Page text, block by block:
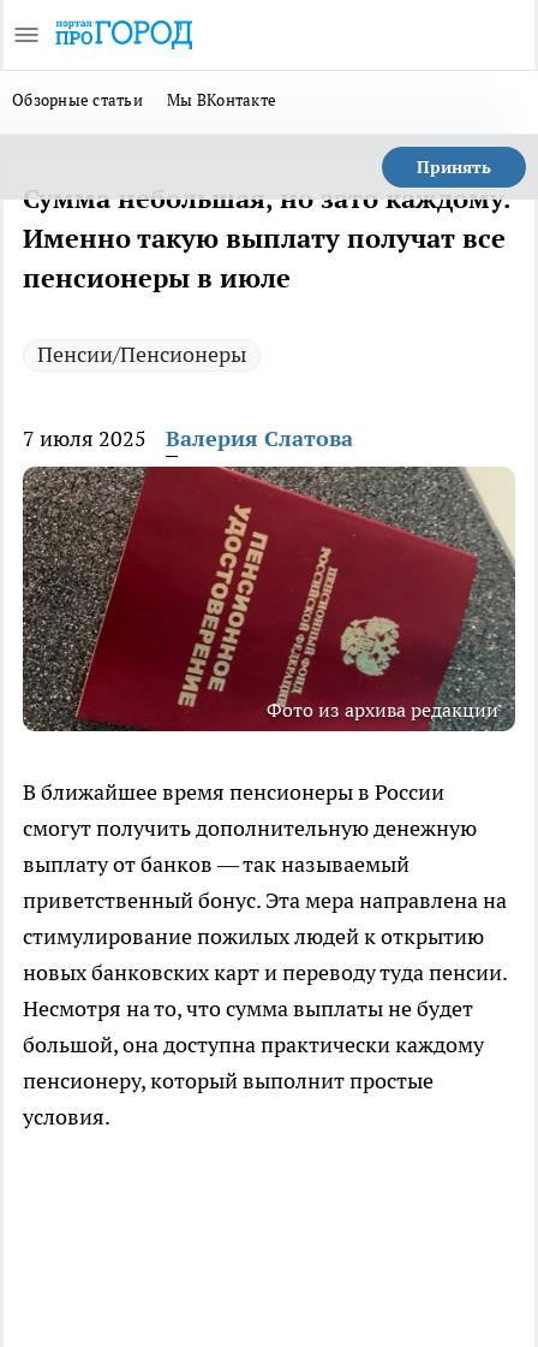
Обзорные статьи Мы ВКонтакте
Принять
Сумма небольшая, но зато каждому.
Именно такую выплату получат все
пенсионеры в июле
Пенсии/Пенсионеры
7 июля 2025 Валерия Слатова
Фото из архива редакции
В ближайшее время пенсионеры в России
смогут получить дополнительную денежную
выплату от банков — так называемый
приветственный бонус. Эта мера направлена на
стимулирование пожилых людей к открытию
новых банковских карт и переводу туда пенсии.
Несмотря на то, что сумма выплаты не будет
большой, она доступна практически каждому
пенсионеру, который выполнит простые
условия.